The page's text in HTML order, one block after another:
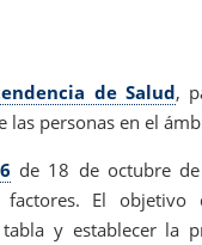
de Salud,
personas en el
de 18 de octubre
factores. El
y establecer la